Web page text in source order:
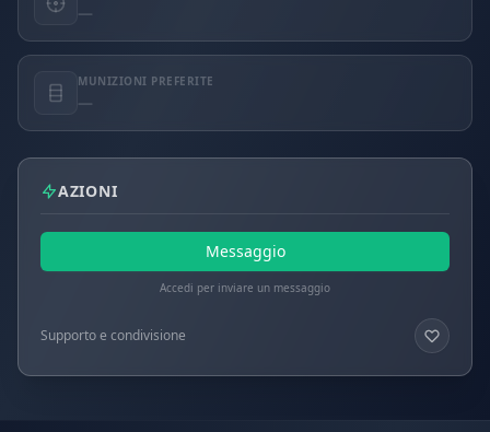
—
MUNIZIONI PREFERITE
—
AZIONI
Messaggio
Accedi per inviare un messaggio
Supporto e condivisione